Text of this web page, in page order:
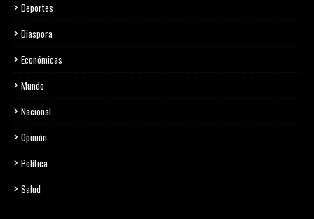
Deportes
Diaspora
Económicas
Mundo
Nacional
Opinión
Política
Salud